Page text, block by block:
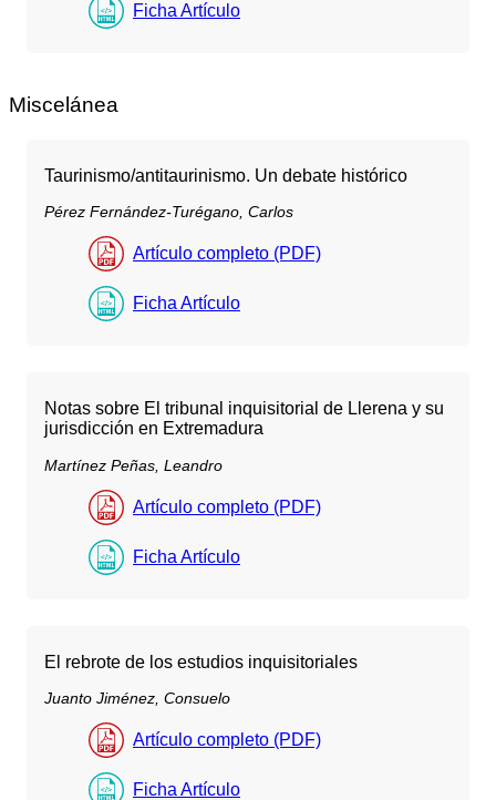
Ficha Artículo
Miscelánea
Taurinismo/antitaurinismo. Un debate histórico
Pérez Fernández-Turégano, Carlos
Artículo completo (PDF)
Ficha Artículo
Notas sobre El tribunal inquisitorial de Llerena y su
jurisdicción en Extremadura
Martínez Peñas, Leandro
Artículo completo (PDF)
Ficha Artículo
El rebrote de los estudios inquisitoriales
Juanto Jiménez, Consuelo
Artículo completo (PDF)
Ficha Artículo